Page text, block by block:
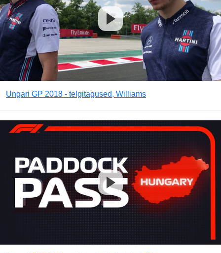
Ungari GP 2018 - telgitagused, Williams